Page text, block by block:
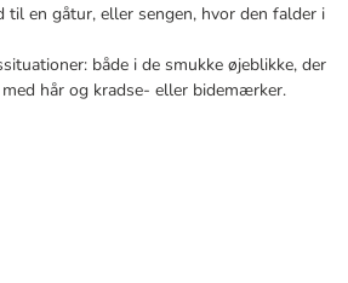
en gåtur, eller sengen, hvor den falder i
både i de smukke øjeblikke, der
hår og kradse- eller bidemærker.